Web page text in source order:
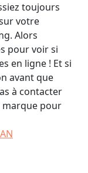
toujours
votre
Alors
pour voir si
en ligne ! Et si
avant que
à contacter
marque pour